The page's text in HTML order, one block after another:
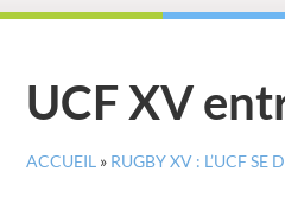
UCF XV
ACCUEIL » RUGBY XV : L’UCF SE